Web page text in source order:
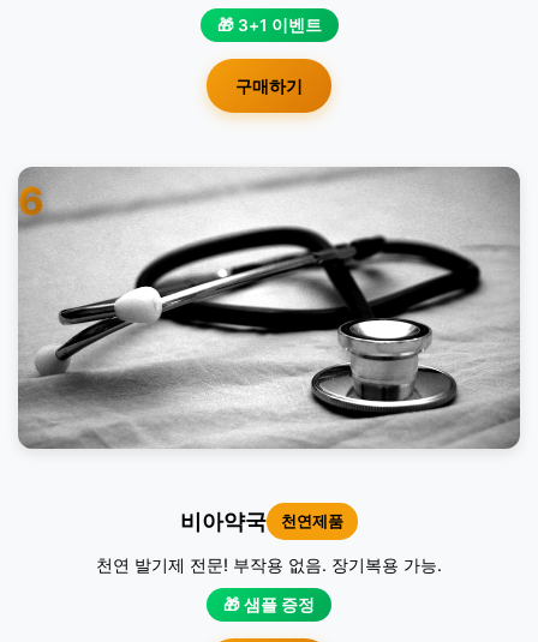
🎁 3+1 이벤트
구매하기
6
비아약국 천연제품
천연 발기제 전문! 부작용 없음. 장기복용 가능.
🎁 샘플 증정